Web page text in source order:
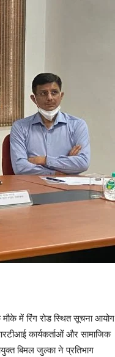
में रिंग रोड स्थित सूचना आयोग
कार्यकर्ताओं और सामाजिक
बिमल जुल्का ने प्रतिभाग